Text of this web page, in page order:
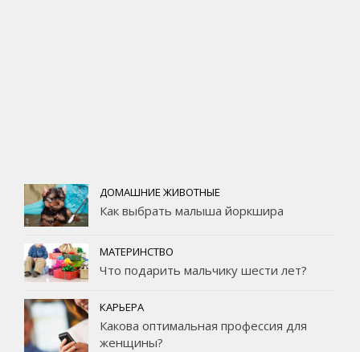
ДОМАШНИЕ ЖИВОТНЫЕ
Как выбрать малыша йоркшира
МАТЕРИНСТВО
Что подарить мальчику шести лет?
КАРЬЕРА
Какова оптимальная профессия для
женщины?